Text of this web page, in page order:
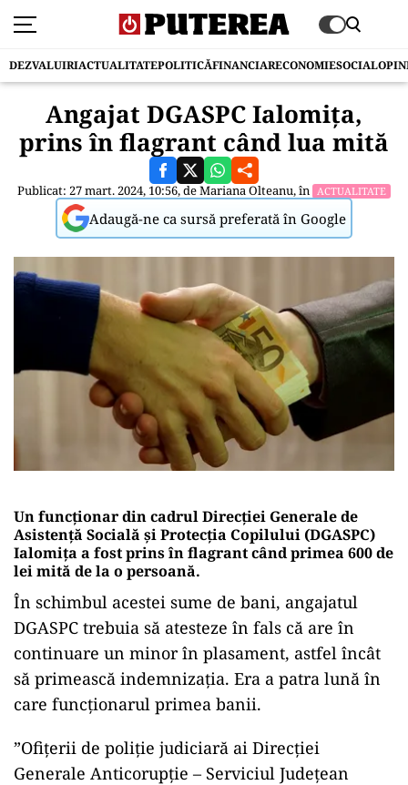
DEZVALUIRIACTUALITATEPOLITICĂFINANCIARECONOMIESOCIAL
Angajat DGASPC Ialomița,
prins în flagrant când lua mită
Publicat: 27 mart. 2024, 10:56, deMariana Olteanu, în ACTUALITATE
Adaugă-ne ca sursă preferată în Google
Un funcţionar din cadrul Direcţiei Generale de
Asistenţă Socială şi Protecţia Copilului (DGASPC)
Ialomiţa a fost prins în flagrant când primea 600 de
lei mită de la o persoană.
În schimbul acestei sume de bani, angajatul
DGASPC trebuia să atesteze în fals că are în
continuare un minor în plasament, astfel încât
să primească indemnizaţia. Era a patra lună în
care funcţionarul primea banii.
”Ofiţerii de poliţie judiciară ai Direcţiei
Generale Anticorupţie – Serviciul Judeţean